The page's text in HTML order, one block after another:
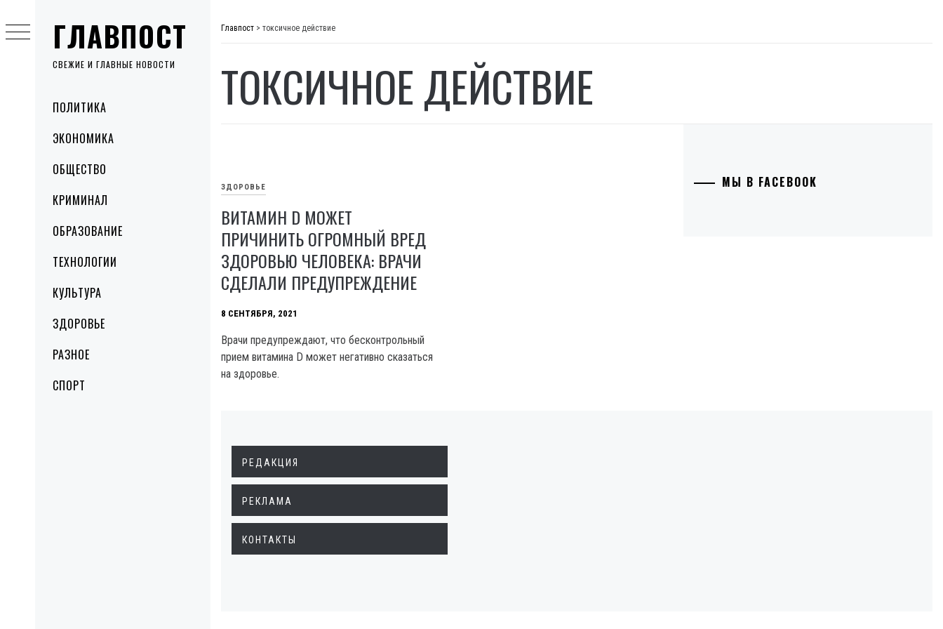
ГЛАВПОСТ
СВЕЖИЕ И ГЛАВНЫЕ НОВОСТИ
MenuПОЛИТИКА
ЭКОНОМИКА
ОБЩЕСТВО
КРИМИНАЛ
ОБРАЗОВАНИЕ
ТЕХНОЛОГИИ
КУЛЬТУРА
ЗДОРОВЬЕ
РАЗНОЕ
СПОРТ
to
content
Главпост > токсичное действие
ТОКСИЧНОЕ ДЕЙСТВИЕ
ЗДОРОВЬЕ
ВИТАМИН D МОЖЕТ
ПРИЧИНИТЬ ОГРОМНЫЙ ВРЕД
ЗДОРОВЬЮ ЧЕЛОВЕКА: ВРАЧИ
СДЕЛАЛИ ПРЕДУПРЕЖДЕНИЕ
8 СЕНТЯБРЯ, 2021
Врачи предупреждают, что бесконтрольный
прием витамина D может негативно сказаться
на здоровье.
МЫ В FACEBOOK
РЕДАКЦИЯ
РЕКЛАМА
КОНТАКТЫ